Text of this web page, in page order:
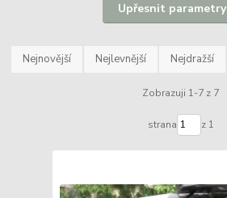
Upřesnit parametry
Nejnovější Nejlevnější Nejdražší
Zobrazuji 1-7 z 7
strana z 1